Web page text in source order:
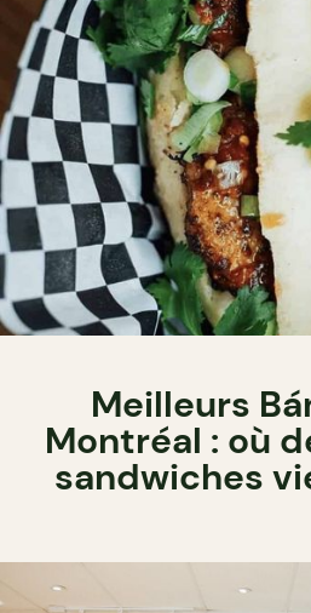
Meilleurs
Montréal : où
sandwiches